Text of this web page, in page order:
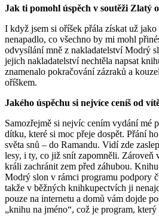
Jak ti pomohl úspěch v soutěži Zlatý
I když jsem si oříšek přála získat už
nenapadlo, co všechno by mi mohl
odvysílání mně z nakladatelství Modrý
jejich nakladatelství nechtěla napsat
znamenalo pokračování zázraků a
oříškem.
Jakého úspěchu si nejvíce ceníš od
Samozřejmě si nejvíc cením vydání mé
dítku, které si moc přeje dospět. Přání
světa snů – do Ramandu. Vidí zde
lesy, i ty, co již snít zapomněli. Zároveň
králi zachránit zem před záhubou.
Modrý slon v rámci programu podpory
takže v běžných knihkupectvích ji
pouze na internetu a domů vám dojde
„knihu na jméno“, což je program,